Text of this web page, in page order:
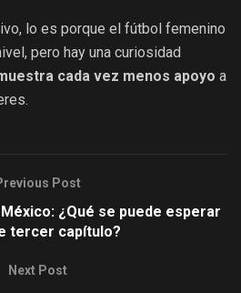
lo es porque el fútbol femenino
pero hay una curiosidad
cada vez menos apoyo a
Post
¿Qué se puede esperar
tercer capítulo?
Next Post